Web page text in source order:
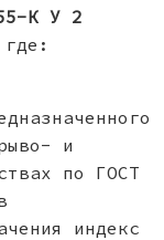
К У 2
и
по ГОСТ
индекс